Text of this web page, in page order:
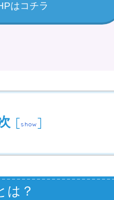
はコチラ
[show]
？